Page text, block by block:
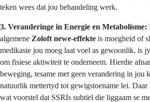
teken wees dat jou behandeling werk.
3. Veranderinge in Energie en Metabolisme:
algemene Zoloft newe-effekte is moegheid of
medikasie jou moeg laat voel as gewoonlik, is
om fisiese aktiwiteit te onderneem. Hierdie
beweging, tesame met geen verandering in jou
natuurlik mettertyd tot gewigstoename lei.
wat voorstel dat SSRIs subtiel die liggaam se